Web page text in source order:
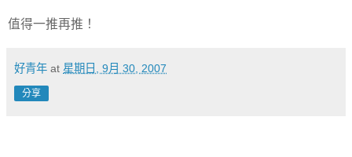
值得一推再推！
好青年 at 星期日, 9月 30, 2007
分享